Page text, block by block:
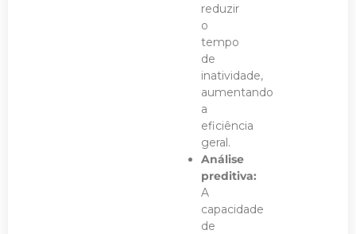
reduzir
o
tempo
de
inatividade,
aumentando
a
eficiência
geral.
Análise
preditiva:
A
capacidade
de